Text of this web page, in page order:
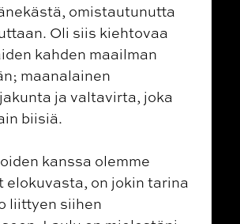
omistautunutta
Oli siis kiehtovaa
kahden maailman
maanalainen
ja valtavirta, joka
biisiä.
kanssa olemme
elokuvasta, on jokin tarina
liittyen siihen